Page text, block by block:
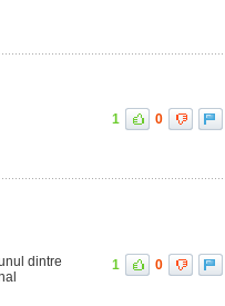
1 0
dintre
1 0